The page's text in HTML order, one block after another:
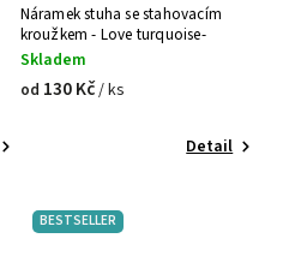
Náramek stuha se stahovacím
kroužkem - Love turquoise-
orange
Skladem
od 130 Kč/ ks
Detail
BESTSELLER